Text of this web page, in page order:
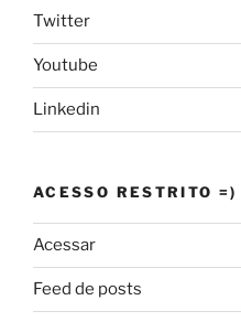
Twitter
Youtube
Linkedin
ACESSO RESTRITO =)
Acessar
Feed de posts